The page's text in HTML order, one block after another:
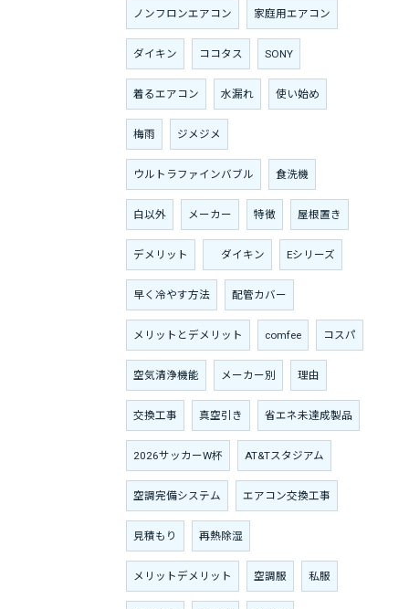
ノンフロンエアコン 家庭用エアコン
ダイキン ココタス SONY
着るエアコン 水漏れ 使い始め
梅雨 ジメジメ
ウルトラファインバブル 食洗機
白以外 メーカー 特徴 屋根置き
デメリット ダイキン Eシリーズ
早く冷やす方法 配管カバー
メリットとデメリット comfee コスパ
空気清浄機能 メーカー別 理由
交換工事 真空引き 省エネ未達成製品
2026サッカーW杯 AT&Tスタジアム
空調完備システム エアコン交換工事
見積もり 再熱除湿
メリットデメリット 空調服 私服